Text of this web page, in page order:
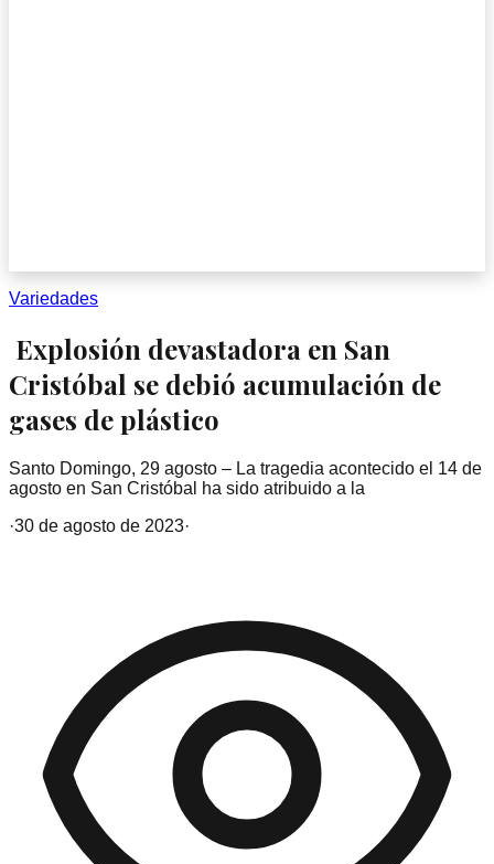
Variedades
Explosión devastadora en San
Cristóbal se debió acumulación de
gases de plástico
Santo Domingo, 29 agosto – La tragedia acontecido el 14 de
agosto en San Cristóbal ha sido atribuido a la
·30 de agosto de 2023·